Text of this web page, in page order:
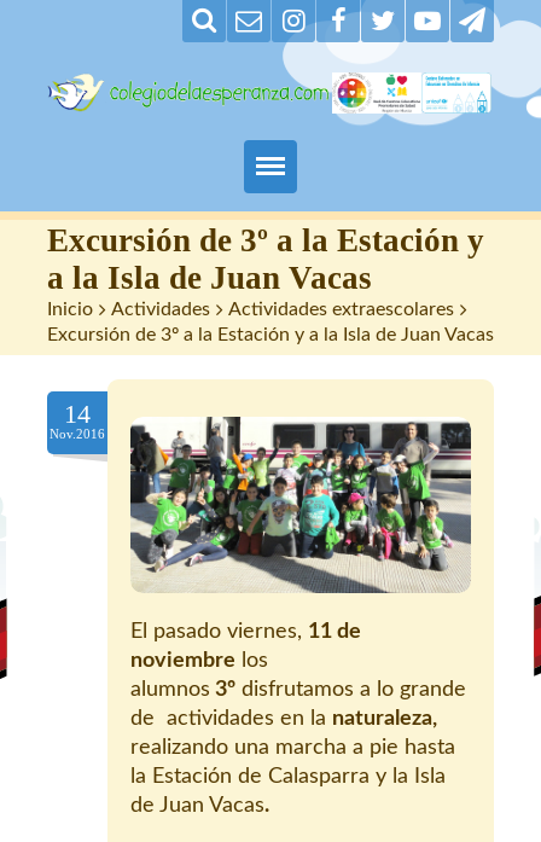
Padres
Alumnos
Maestros
Nuestro centro
Contacto
Excursión de 3º a la Estación y
a la Isla de Juan Vacas
Inicio > Actividades > Actividades extraescolares >
Excursión de 3º a la Estación y a la Isla de Juan Vacas
14
Nov.2016
El pasado viernes, 11 de
noviembre los
alumnos 3º disfrutamos a lo grande
de actividades en la naturaleza,
realizando una marcha a pie hasta
la Estación de Calasparra y la Isla
de Juan Vacas.